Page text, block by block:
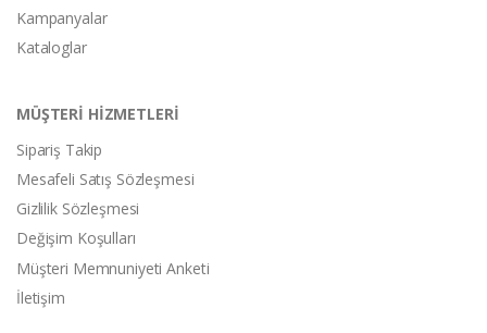
Kampanyalar
Kataloglar
MÜŞTERİ HİZMETLERİ
Sipariş Takip
Mesafeli Satış Sözleşmesi
Gizlilik Sözleşmesi
Değişim Koşulları
Müşteri Memnuniyeti Anketi
İletişim